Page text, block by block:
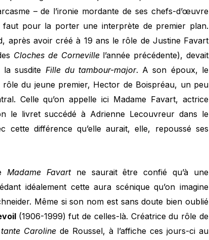
– de l’ironie mordante de ses chefs-d’œuvre
pour la porter une interprète de premier plan.
après avoir créé à 19 ans le rôle de Justine Favart
Cloches de Corneville l’année précédente), devait
la susdite Fille du tambour-major. A son époux, le
du jeune premier, Hector de Boispréau, un peu
Celle qu’on appelle ici Madame Favart, actrice
le livret succédé à Adrienne Lecouvreur dans le
différence qu’elle aurait, elle, repoussé ses
Madame Favartne saurait être confié qu’à une
idéalement cette aura scénique qu’on imagine
Même si son nom est sans doute bien oublié
(1906-1999) fut de celles-là. Créatrice du rôle de
Caroline de Roussel, à l’affiche ces jours-ci au